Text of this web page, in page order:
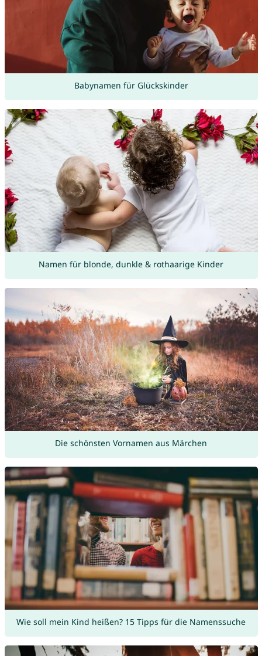
Babynamen für Glückskinder
Namen für blonde, dunkle & rothaarige Kinder
Die schönsten Vornamen aus Märchen
Wie soll mein Kind heißen? 15 Tipps für die Namenssuche